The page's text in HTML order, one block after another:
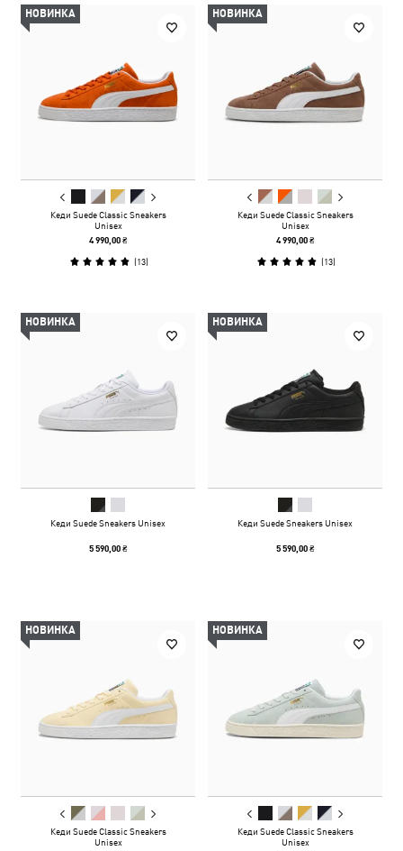
НОВИНКА
Кеди Suede Classic Sneakers
Unisex
4 990,00 ₴
(13)
НОВИНКА
Кеди Suede Classic Sneakers
Unisex
4 990,00 ₴
(13)
НОВИНКА
Кеди Suede Sneakers Unisex
5 590,00 ₴
НОВИНКА
Кеди Suede Sneakers Unisex
5 590,00 ₴
НОВИНКА
Кеди Suede Classic Sneakers
Unisex
НОВИНКА
Кеди Suede Classic Sneakers
Unisex